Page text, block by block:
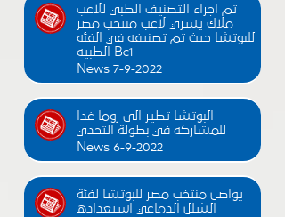
تم اجراء التصنيف الطبي للاعب
ملاك يسري لاعب منتخب مصر
للبوتشا حيث تم تصنيفه في الفئه
الطبيه Bc1
News 7-9-2022
البوتشا تطير الى روما غدا
للمشاركه في بطولة التحدي
News 6-9-2022
يواصل منتخب مصر للبوتشا لفئة
الشلل الدماغي استعداده